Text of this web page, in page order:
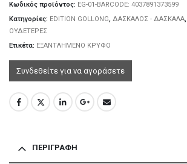
Κωδικός προϊόντος: EG-01-BARCODE: 4037891373599
Κατηγορίες: EDITION GOLLONG, ΔΑΣΚΑΛΟΣ - ΔΑΣΚΑΛΑ,
ΟΥΔΕΤΕΡΕΣ
Ετικέτα: ΕΞΑΝΤΛΗΜΕΝΟ ΚΡΥΦΟ
Συνδεθείτε για να αγοράσετε
ΠΕΡΙΓΡΑΦΉ